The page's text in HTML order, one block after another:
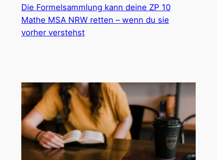
Die Formelsammlung kann deine ZP 10
Mathe MSA NRW retten – wenn du sie
vorher verstehst